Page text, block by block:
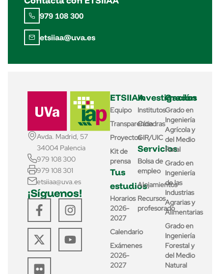
979 108 300
etsiiaa@uva.es
Avda. Madrid, 57
34004 Palencia
979 108 300
979 108 301
etsiiaa@uva.es
¡Síguenos!
ETSIIAA
Equipo
Transparencia
Proyectos
Kit de
prensa
Tus
estudios
Horarios
2026-
2027
Calendario
Exámenes
2026-
2027
Investigación
Institutos
Cátedras
GIR/UIC
Servicios
Bolsa de
empleo
Alojamientos
Recursos
profesorado
Grados
Grado en
Ingeniería
Agrícola y
del Medio
Rural
Grado en
Ingeniería
de las
Industrias
Agrarias y
Alimentarias
Grado en
Ingeniería
Forestal y
del Medio
Natural